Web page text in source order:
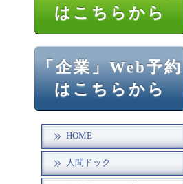
はこちらから
「企業」Web予約
はこちらから
HOME
人間ドック